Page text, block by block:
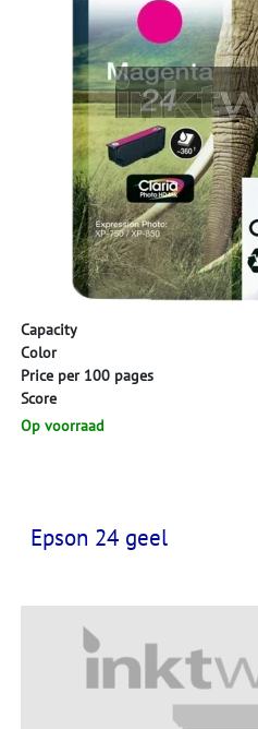
Capacity
Color
Price per 100 pages
Score
Op voorraad
Epson 24 geel